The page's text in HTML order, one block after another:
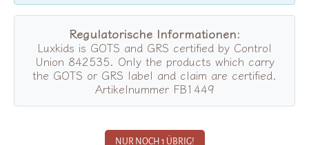
Regulatorische Informationen:
Luxkids is GOTS and GRS certified by Control
Union 842535. Only the products which carry
the GOTS or GRS label and claim are certified.
Artikelnummer FB1449
NUR NOCH 1 ÜBRIG!